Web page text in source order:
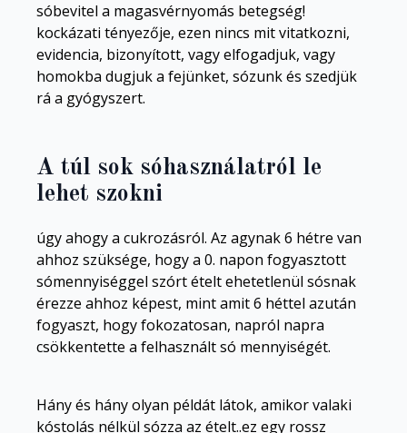
sóbevitel a magasvérnyomás betegség!
kockázati tényezője, ezen nincs mit vitatkozni,
evidencia, bizonyított, vagy elfogadjuk, vagy
homokba dugjuk a fejünket, sózunk és szedjük
rá a gyógyszert.
A túl sok sóhasználatról le
lehet szokni
úgy ahogy a cukrozásról. Az agynak 6 hétre van
ahhoz szüksége, hogy a 0. napon fogyasztott
sómennyiséggel szórt ételt ehetetlenül sósnak
érezze ahhoz képest, mint amit 6 héttel azután
fogyaszt, hogy fokozatosan, napról napra
csökkentette a felhasznált só mennyiségét.
Hány és hány olyan példát látok, amikor valaki
kóstolás nélkül sózza az ételt..ez egy rossz